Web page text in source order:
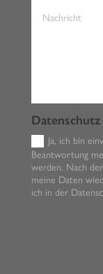
Datenschutz
Ja, ich bin
Beantwortung
werden. Nach
meine Daten
ich in der